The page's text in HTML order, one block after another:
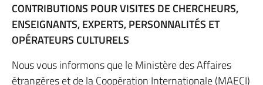
CONTRIBUTIONS POUR VISITES DE CHERCHEURS,
ENSEIGNANTS, EXPERTS, PERSONNALITÉS ET
OPÉRATEURS CULTURELS
Nous vous informons que le Ministère des Affaires
étrangères et de la Coopération Internationale (MAECI)